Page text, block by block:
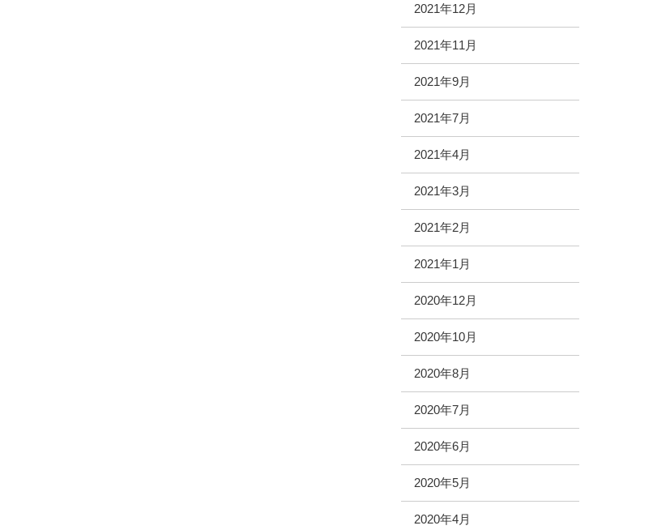
2021年12月
2021年11月
2021年9月
2021年7月
2021年4月
2021年3月
2021年2月
2021年1月
2020年12月
2020年10月
2020年8月
2020年7月
2020年6月
2020年5月
2020年4月